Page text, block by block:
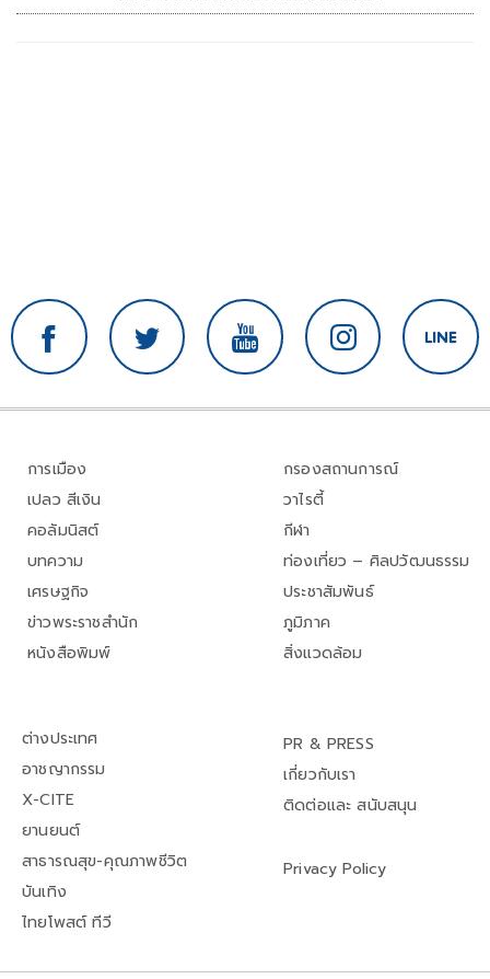
การเมือง
เปลว สีเงิน
คอลัมนิสต์
บทความ
เศรษฐกิจ
ข่าวพระราชสำนัก
หนังสือพิมพ์
กรองสถานการณ์
วาไรตี้
กีฬา
ท่องเที่ยว – ศิลปวัฒนธรรม
ประชาสัมพันธ์
ภูมิภาค
สิ่งแวดล้อม
ต่างประเทศ
อาชญากรรม
X-CITE
ยานยนต์
สาธารณสุข-คุณภาพชีวิต
บันเทิง
ไทยโพสต์ ทีวี
PR & PRESS
เกี่ยวกับเรา
ติดต่อและ สนับสนุน
Privacy Policy